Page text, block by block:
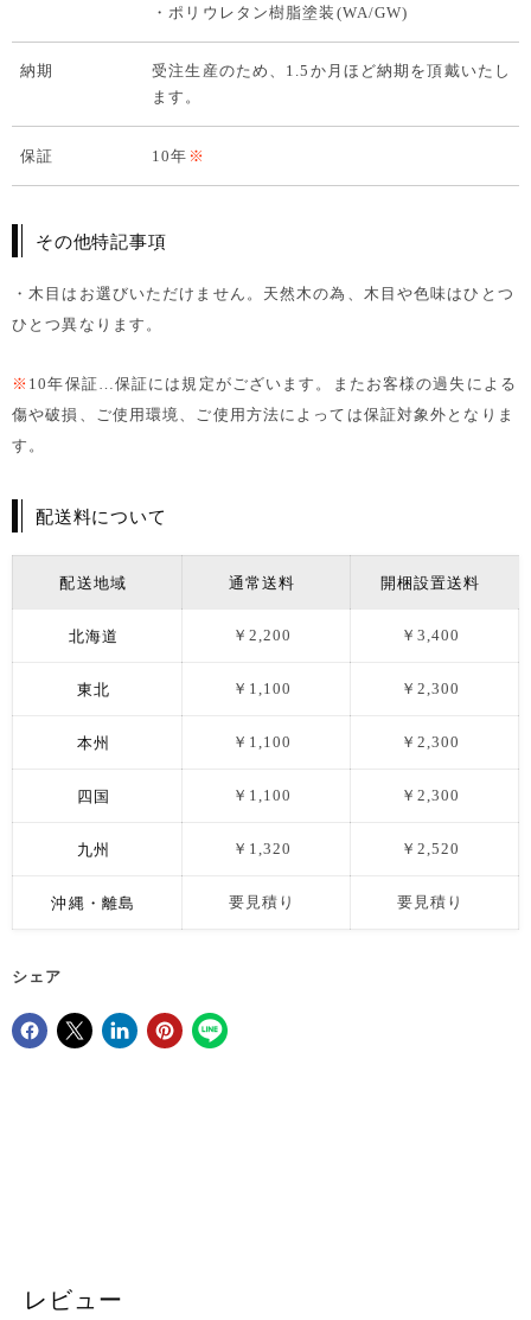
・ポリウレタン樹脂塗装(WA/GW)
納期
受注生産のため、1.5か月ほど納期を頂戴いたし
ます。
保証 10年 ※
その他特記事項
・木目はお選びいただけません。天然木の為、木目や色味はひとつ
ひとつ異なります。
※ 10年保証…保証には規定がございます。またお客様の過失による
傷や破損、ご使用環境、ご使用方法によっては保証対象外となりま
す。
配送料について
配送地域 通常送料 開梱設置送料
北海道 ￥2,200 ￥3,400
東北 ￥1,100 ￥2,300
本州 ￥1,100 ￥2,300
四国 ￥1,100 ￥2,300
九州 ￥1,320 ￥2,520
沖縄・離島 要見積り 要見積り
シェア
レビュー